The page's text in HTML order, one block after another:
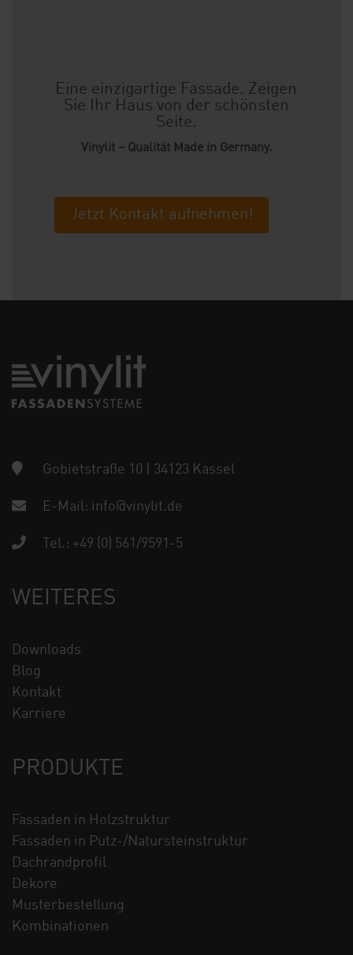
Eine einzigartige Fassade. Zeigen
Sie Ihr Haus von der schönsten
Seite.
Vinylit – Qualität Made in Germany.
Jetzt Kontakt aufnehmen!
Gobietstraße 10 | 34123 Kassel
E-Mail: info@vinylit.de
Tel.: +49 (0) 561/9591-5
PRODUKTE
Fassaden in Holzstruktur
Fassaden in Putz-/Natursteinstruktur
Dachrandprofil
Dekore
Musterbestellung
Kombinationen
WEITERES
Downloads
Blog
Kontakt
Karriere